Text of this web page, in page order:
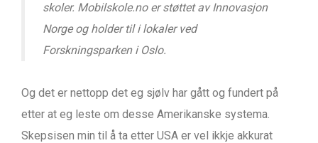
skoler. Mobilskole.no er støttet av Innovasjon
Norge og holder til i lokaler ved
Forskningsparken i Oslo.
Og det er nettopp det eg sjølv har gått og fundert på
etter at eg leste om desse Amerikanske systema.
Skepsisen min til å ta etter USA er vel ikkje akkurat